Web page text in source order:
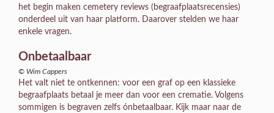
het begin maken cemetery reviews (begraafplaatsrecensies)
onderdeel uit van haar platform. Daarover stelden we haar
enkele vragen.
Onbetaalbaar
© Wim Cappers
Het valt niet te ontkennen: voor een graf op een klassieke
begraafplaats betaal je meer dan voor een crematie. Volgens
sommigen is begraven zelfs ónbetaalbaar. Kijk maar naar de